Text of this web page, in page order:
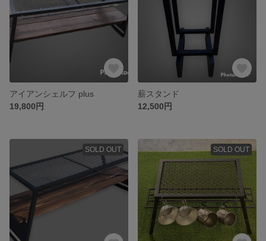
アイアンシェルフ plus
19,800円
薪スタンド
12,500円
SOLD OUT SOLD OUT